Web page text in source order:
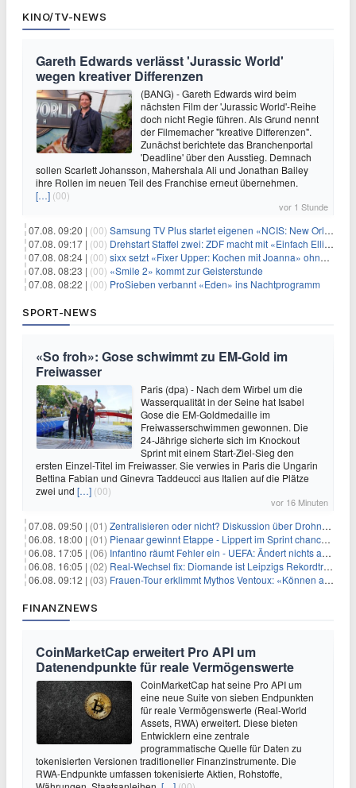
KINO/TV-NEWS
Gareth Edwards verlässt 'Jurassic World'
wegen kreativer Differenzen
(BANG) - Gareth Edwards wird beim
nächsten Film der 'Jurassic World'-Reihe
doch nicht Regie führen. Als Grund nennt
der Filmemacher "kreative Differenzen".
Zunächst berichtete das Branchenportal
'Deadline' über den Ausstieg. Demnach
sollen Scarlett Johansson, Mahershala Ali und Jonathan Bailey
ihre Rollen im neuen Teil des Franchise erneut übernehmen.
[…] (00)
vor 1 Stunde
07.08. 09:20 | (00) Samsung TV Plus startet eigenen «NCIS: New Orleans»-Sender
07.08. 09:17 | (00) Drehstart Staffel zwei: ZDF macht mit «Einfach Elli» weiter
07.08. 08:24 | (00) sixx setzt «Fixer Upper: Kochen mit Joanna» ohne Pause fort
07.08. 08:23 | (00) «Smile 2» kommt zur Geisterstunde
07.08. 08:22 | (00) ProSieben verbannt «Eden» ins Nachtprogramm
SPORT-NEWS
«So froh»: Gose schwimmt zu EM-Gold im
Freiwasser
Paris (dpa) - Nach dem Wirbel um die
Wasserqualität in der Seine hat Isabel
Gose die EM-Goldmedaille im
Freiwasserschwimmen gewonnen. Die
24-Jährige sicherte sich im Knockout
Sprint mit einem Start-Ziel-Sieg den
ersten Einzel-Titel im Freiwasser. Sie verwies in Paris die Ungarin
Bettina Fabian und Ginevra Taddeucci aus Italien auf die Plätze
zwei und […] (00)
vor 16 Minuten
07.08. 09:50 | (01) Zentralisieren oder nicht? Diskussion über Drohnenabwehr
06.08. 18:00 | (01) Pienaar gewinnt Etappe - Lippert im Sprint chancenlos
06.08. 17:05 | (06) Infantino räumt Fehler ein - UEFA: Ändert nichts an Boykott
06.08. 16:05 | (02) Real-Wechsel fix: Diomande ist Leipzigs Rekordtransfer
06.08. 09:12 | (03) Frauen-Tour erklimmt Mythos Ventoux: «Können alles schaffen»
FINANZNEWS
CoinMarketCap erweitert Pro API um
Datenendpunkte für reale Vermögenswerte
CoinMarketCap hat seine Pro API um
eine neue Suite von sieben Endpunkten
für reale Vermögenswerte (Real-World
Assets, RWA) erweitert. Diese bieten
Entwicklern eine zentrale
programmatische Quelle für Daten zu
tokenisierten Versionen traditioneller Finanzinstrumente. Die
RWA-Endpunkte umfassen tokenisierte Aktien, Rohstoffe,